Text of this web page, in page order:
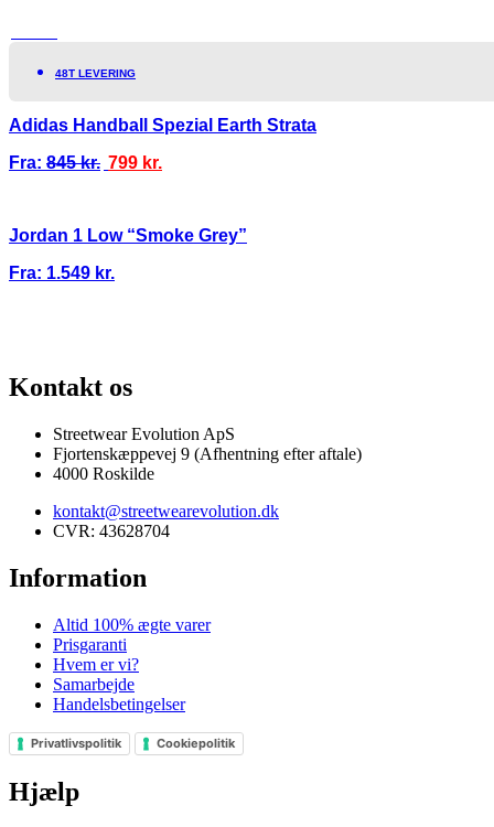
48T LEVERING
Adidas Handball Spezial Earth Strata
Fra: 845kr. 799 kr.
Jordan 1 Low “Smoke Grey”
Fra: 1.549 kr.
Kontakt os
Streetwear Evolution ApS
Fjortenskæppevej 9 (Afhentning efter aftale)
4000 Roskilde
kontakt@streetwearevolution.dk
CVR: 43628704
Information
Altid 100% ægte varer
Prisgaranti
Hvem er vi?
Samarbejde
Handelsbetingelser
Privatlivspolitik Cookiepolitik
Hjælp